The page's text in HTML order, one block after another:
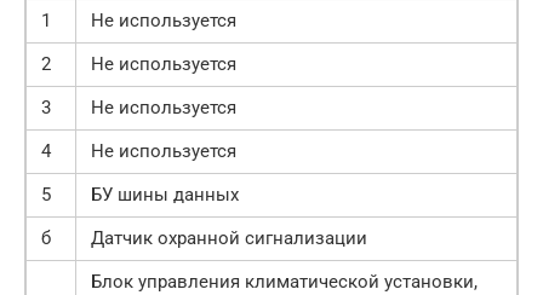
1
Не используется
2
Не используется
3
Не используется
4
Не используется
5
БУ шины данных
б
Датчик охранной сигнализации
Блок управления климатической установки,